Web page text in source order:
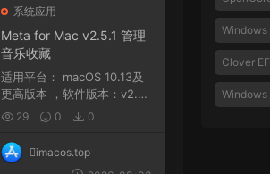
系统应用
Meta for Mac v2.5.1 管理
音乐收藏
适用平台： macOS 10.13及
更高版本 ，软件版本：v2.2.
2,ARM, x86 (64-bit...
29 0 0
imacos.top
Windows
Clover
Windows